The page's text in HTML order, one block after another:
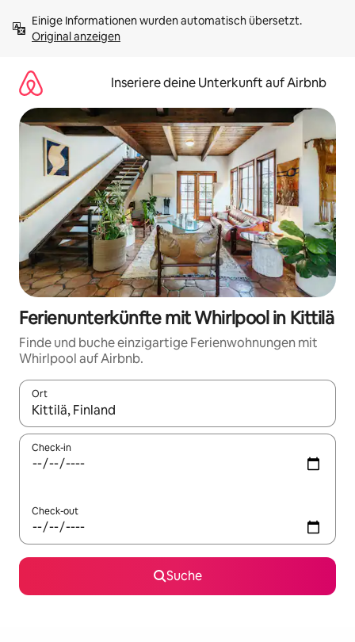
Inhalten
springenOriginal anzeigen
Inseriere deine Unterkunft auf Airbnb
Ferienunterkünfte mit Whirlpool in Kittilä
Finde und buche einzigartige Ferienwohnungen mit
Whirlpool auf Airbnb.
Ort
Wenn Ergebnisse verfügbar sind, navigiere mit den
Check-in
Check-out
Suche